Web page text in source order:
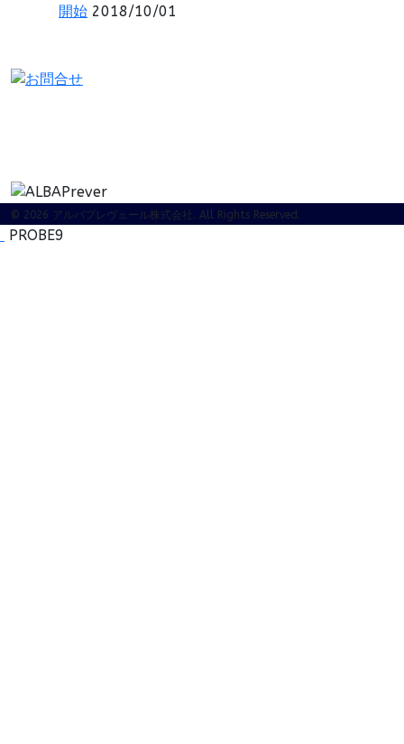
開始 2018/10/01
© 2026 アルバプレヴェール株式会社. All Rights Reserved.